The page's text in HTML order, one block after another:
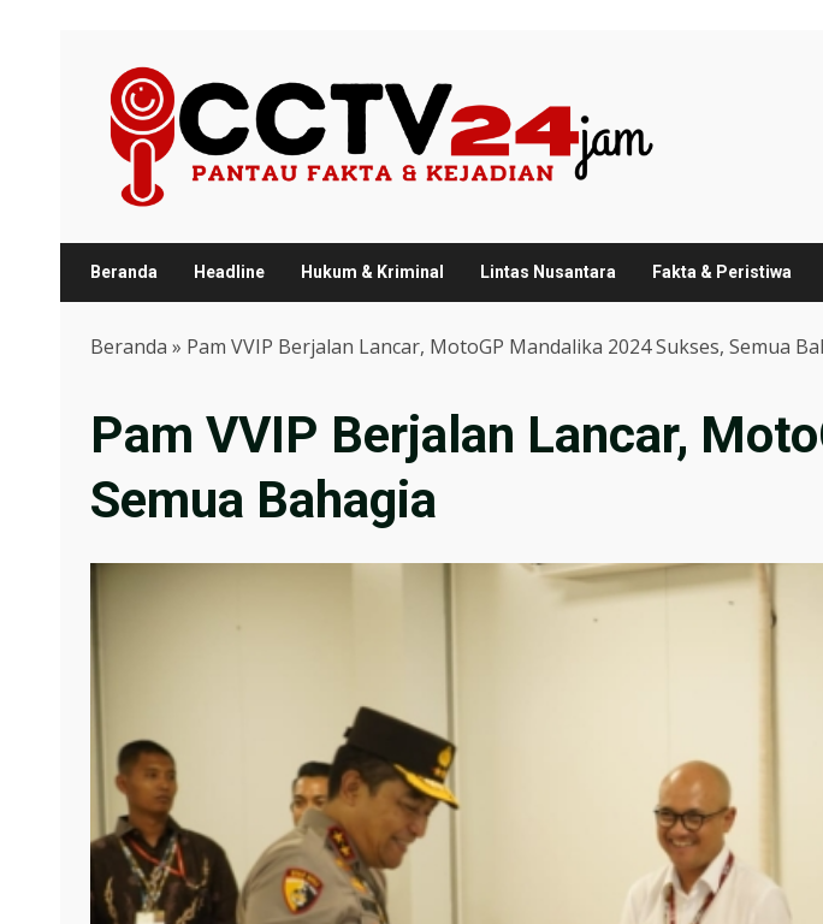
content
Beranda Headline Hukum & Kriminal Lintas Nusantara Fakta & Peristiwa
Beranda » Pam VVIP Berjalan Lancar, MotoGP Mandalika 2024 Sukses, Semua
Pam VVIP Berjalan Lancar,
Semua Bahagia